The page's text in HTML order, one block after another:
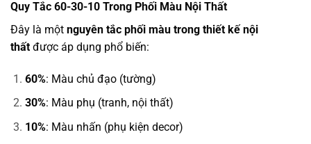
Quy Tắc 60-30-10 Trong Phối Màu Nội Thất
Đây là một nguyên tắc phối màu trong thiết kế nội
thất được áp dụng phổ biến:
60%: Màu chủ đạo (tường)
30%: Màu phụ (tranh, nội thất)
10%: Màu nhấn (phụ kiện decor)